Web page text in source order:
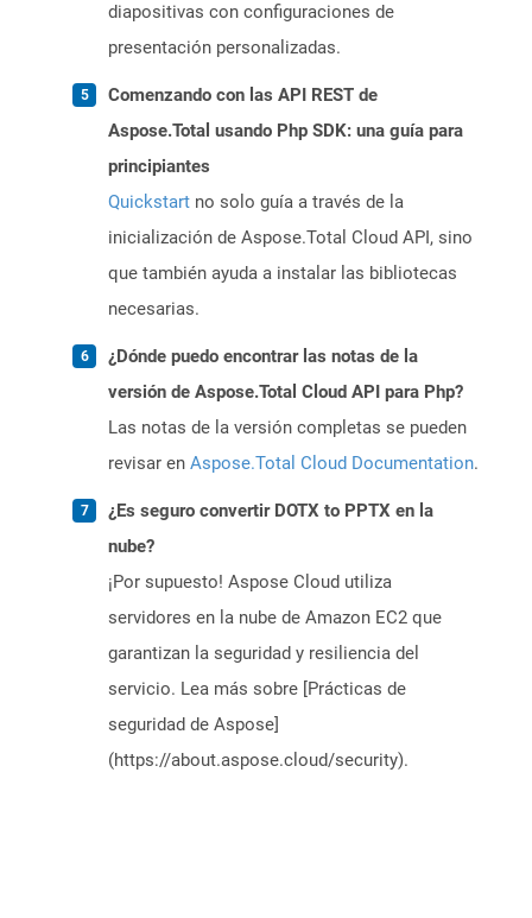
diapositivas con configuraciones de
presentación personalizadas.
Comenzando con las API REST de
Aspose.Total usando Php SDK: una guía para
principiantes
Quickstart no solo guía a través de la
inicialización de Aspose.Total Cloud API, sino
que también ayuda a instalar las bibliotecas
necesarias.
¿Dónde puedo encontrar las notas de la
versión de Aspose.Total Cloud API para Php?
Las notas de la versión completas se pueden
revisar en Aspose.Total Cloud Documentation.
¿Es seguro convertir DOTX to PPTX en la
nube?
¡Por supuesto! Aspose Cloud utiliza
servidores en la nube de Amazon EC2 que
garantizan la seguridad y resiliencia del
servicio. Lea más sobre [Prácticas de
seguridad de Aspose]
(https://about.aspose.cloud/security).